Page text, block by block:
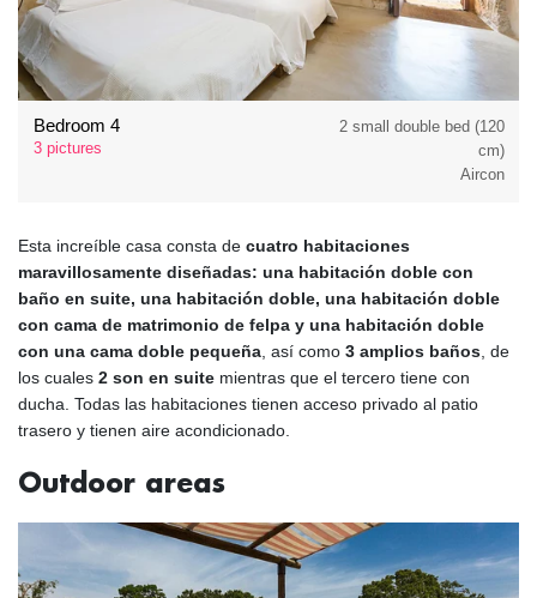
Bedroom 4
3 pictures
2 small double bed (120
cm)
Aircon
Esta increíble casa consta de cuatro habitaciones
maravillosamente diseñadas: una habitación doble con
baño en suite, una habitación doble, una habitación doble
con cama de matrimonio de felpa y una habitación doble
con una cama doble pequeña , así como 3 amplios baños , de
los cuales 2 son en suite mientras que el tercero tiene con
ducha. Todas las habitaciones tienen acceso privado al patio
trasero y tienen aire acondicionado.
Outdoor areas